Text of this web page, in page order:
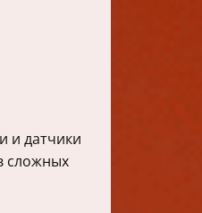
и датчики
сложных